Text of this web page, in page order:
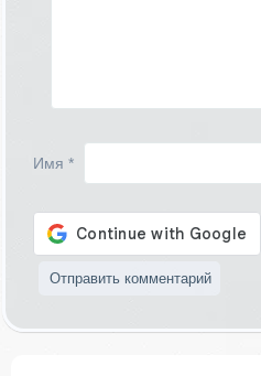
Имя *